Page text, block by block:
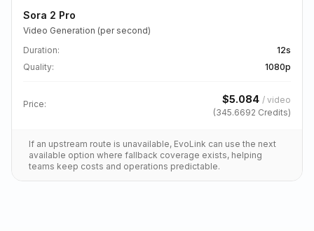
Sora 2 Pro
Video Generation (per second)
Duration:
12s
Quality: 1080p
Price: $5.084 / video
(345.6692 Credits)
If an upstream route is unavailable, EvoLink can use the next
available option where fallback coverage exists, helping
teams keep costs and operations predictable.